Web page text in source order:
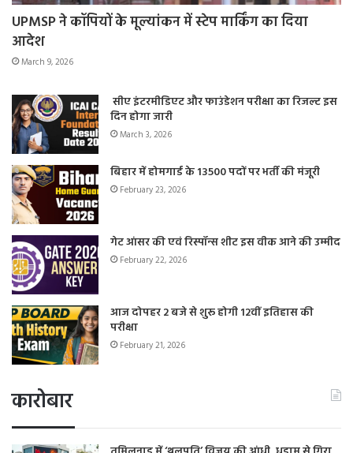
UPMSP ने कॉपियों के मूल्यांकन में स्टेप मार्किंग का दिया
आदेश
March 9, 2026
सीए इंटरमीडिएट और फाउंडेशन परीक्षा का रिजल्ट इस
दिन होगा जारी
March 3, 2026
बिहार में होमगार्ड के 13500 पदों पर भर्ती की मंजूरी
February 23, 2026
गेट आंसर की एवं रिस्पॉन्स शीट इस वीक आने की उम्मीद
February 22, 2026
आज दोपहर 2 बजे से शुरू होगी 12वीं इतिहास की
परीक्षा
February 21, 2026
कारोबार